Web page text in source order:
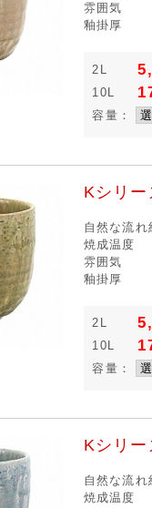
雰囲気
釉掛厚
2L
10L
容量：
Kシリ
自然な流れ
焼成温度
雰囲気
釉掛厚
2L
10L
容量：
Kシリ
自然な流れ
焼成温度